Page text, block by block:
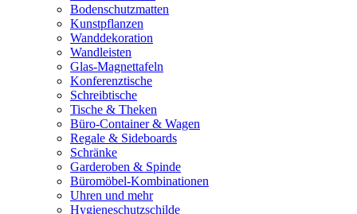
Bodenschutzmatten
Kunstpflanzen
Wanddekoration
Wandleisten
Glas-Magnettafeln
Konferenztische
Schreibtische
Tische & Theken
Büro-Container & Wagen
Regale & Sideboards
Schränke
Garderoben & Spinde
Büromöbel-Kombinationen
Uhren und mehr
Hygieneschutzschilde